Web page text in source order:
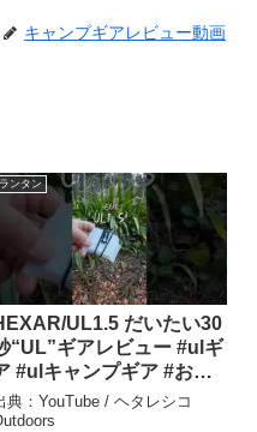
キャンプギアレビュー動画
ランタン
UL1.5 だいたい30
“UL”ギアレビュー #ulギ
#ulキャンプギア #おす
めキャンプ道具 #軽量キ
ンプギア #ランタン – ヘ
典：YouTube / ヘタレシコ